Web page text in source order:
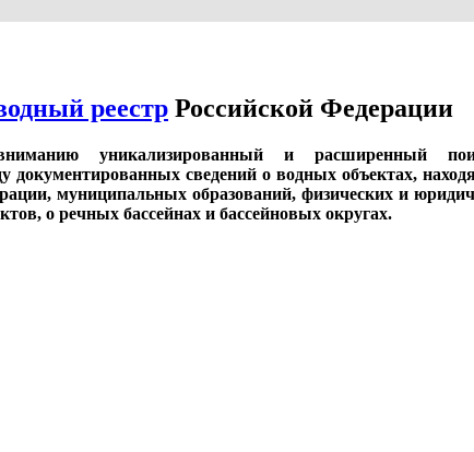
реестр Российской Федерации
уникализированный и расширенный
документированных сведений о водных объектах,
муниципальных образований, физических и
о речных бассейнах и бассейновых округах.